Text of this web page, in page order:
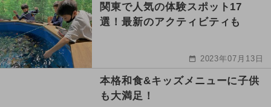
関東で人気の体験スポット17
選！最新のアクティビティも
2023年07月13日
本格和食&キッズメニューに子供
も大満足！